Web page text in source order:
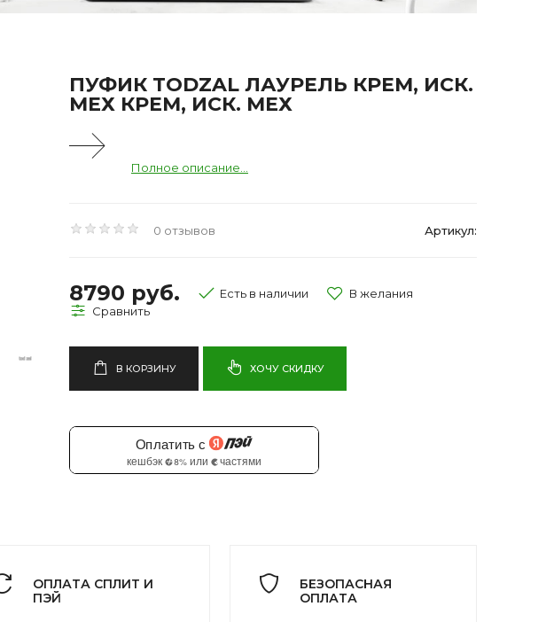
ПУФИК TODZAL ЛАУРЕЛЬ КРЕМ, ИСК.
МЕХ КРЕМ, ИСК. МЕХ
Полное описание...
0 отзывов Артикул:
8790 руб. Есть в наличии
В КОРЗИНУ ХОЧУ СКИДКУ
ОПЛАТА СПЛИТ И
ПЭЙ
БЕЗОПАСНАЯ
ОПЛАТА